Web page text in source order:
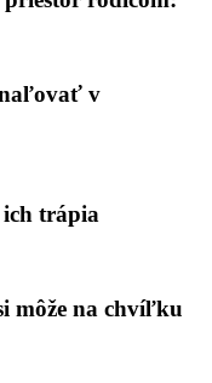
v
ich trápia
môže na chvíľku